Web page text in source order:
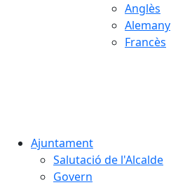
Anglès
Alemany
Francès
Ajuntament
Salutació de l'Alcalde
Govern